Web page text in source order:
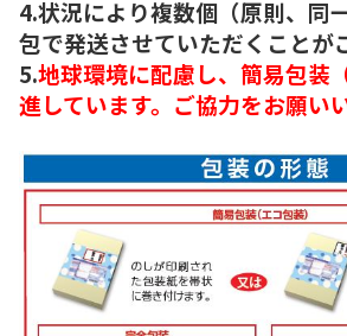
4.状況により複数個（原則、同
包で発送させていただくことが
5.地球環境に配慮し、簡易包装
進しています。ご協力をお願い